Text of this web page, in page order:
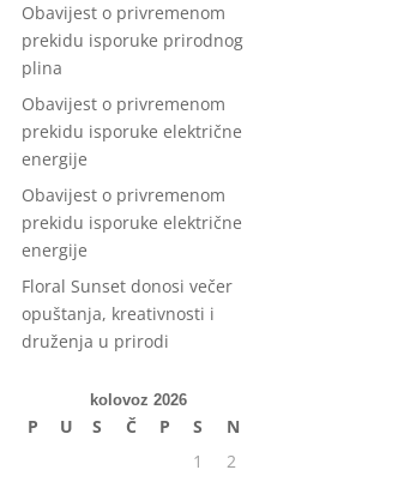
Obavijest o privremenom
prekidu isporuke prirodnog
plina
Obavijest o privremenom
prekidu isporuke električne
energije
Obavijest o privremenom
prekidu isporuke električne
energije
Floral Sunset donosi večer
opuštanja, kreativnosti i
druženja u prirodi
kolovoz 2026
P U S Č P S
N
1
2